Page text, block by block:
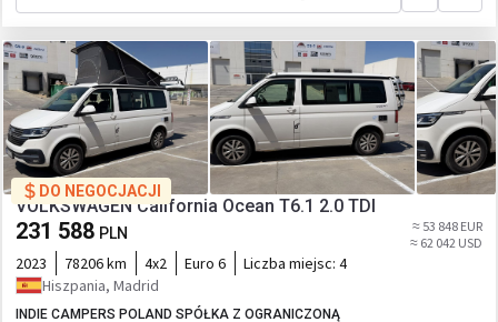
DO NEGOCJACJI
VOLKSWAGEN California Ocean T6.1 2.0 TDI
231 588 PLN
≈ 53 848 EUR
≈ 62 042 USD
2023 78206 km 4x2 Euro 6 Liczba miejsc: 4
Hiszpania, Madrid
INDIE CAMPERS POLAND SPÓŁKA Z OGRANICZONĄ